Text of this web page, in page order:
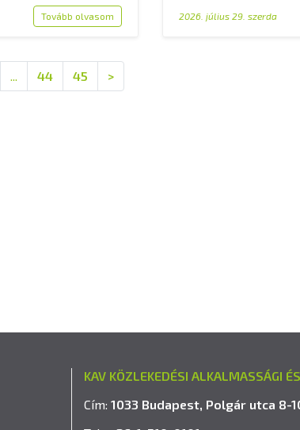
Tovább olvasom 2026. július 29. szerda
... 44 45 >
KAV KÖZLEKEDÉSI ALKALMASSÁGI
Cím:1033 Budapest, Polgár utca 8-